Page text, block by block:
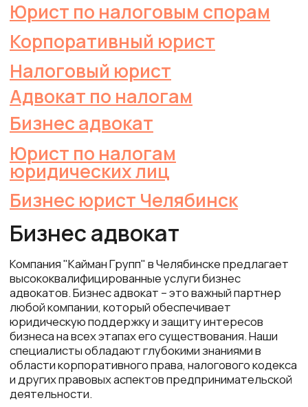
Спецпредложения
Документы
Политика конфиденциальности
Согласие на обработку ПД
Корпоративные правоотношения
и средства индивидуализации
Регистрация товарного знака
Налоговые споры
Обжалование решений и действий
государственных органов
Бизнес юрист Челябинск
Правовое сопровождение
предпринимательской деятельности
Оплата только за результат
Судебная практика
Наша практика
Доктринальные подходы
Правовое регулирование